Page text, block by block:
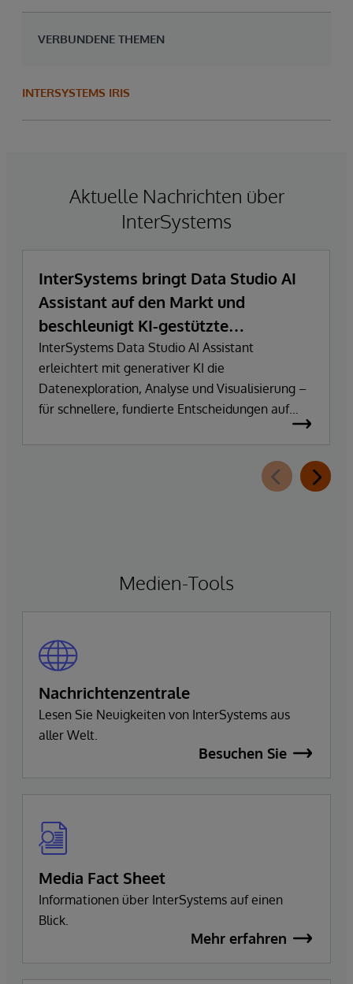
VERBUNDENE THEMEN
INTERSYSTEMS IRIS
Aktuelle Nachrichten über
InterSystems
InterSystems bringt Data Studio AI
Assistant auf den Markt und
beschleunigt KI-gestützte
Datenexploration und
Erkenntnisgewinnung
InterSystems Data Studio AI Assistant
erleichtert mit generativer KI die
Datenexploration, Analyse und Visualisierung –
für schnellere, fundierte Entscheidungen auf
Basis vertrauenswürdiger Unternehmensdaten.
Medien-Tools
Nachrichtenzentrale
Lesen Sie Neuigkeiten von InterSystems aus
aller Welt.
Besuchen Sie
Media Fact Sheet
Informationen über InterSystems auf einen
Blick.
Mehr erfahren